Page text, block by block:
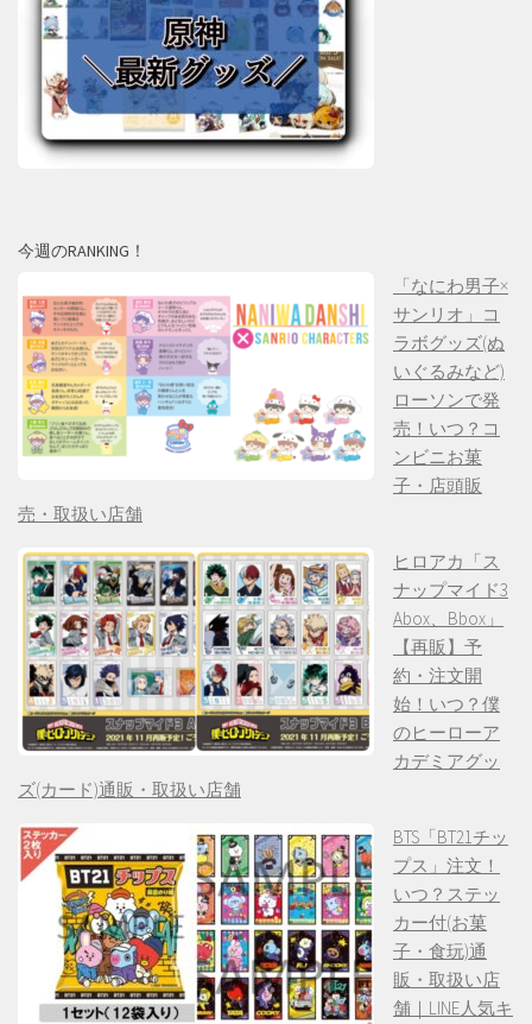
今週のRANKING！
「なにわ男子×
サンリオ」コ
ラボグッズ(ぬ
いぐるみなど)
ローソンで発
売！いつ？コ
ンビニお菓
子・店頭販
売・取扱い店舗
ヒロアカ「ス
ナップマイド3
Abox、Bbox」
【再販】予
約・注文開
始！いつ？僕
のヒーローア
カデミアグッ
ズ(カード)通販・取扱い店舗
BTS「BT21チッ
プス」注文！
いつ？ステッ
カー付(お菓
子・食玩)通
販・取扱い店
舗｜LINE人気キ